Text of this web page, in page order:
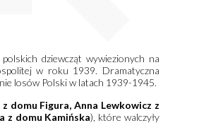
dziewcząt wywiezionych na
w roku 1939. Dramatyczna
losów Polski w latach 1939-1945.
z domu Figura, Anna Lewkowicz z
z domu Kamińska), które walczyły